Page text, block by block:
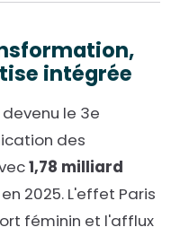
intégrée
le 3e
des
1,78 milliard
2025. L'effet Paris
féminin et l'afflux